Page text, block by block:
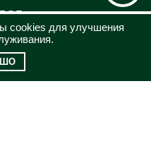
ДОМ
СЕРВИС
cookies для улучшения